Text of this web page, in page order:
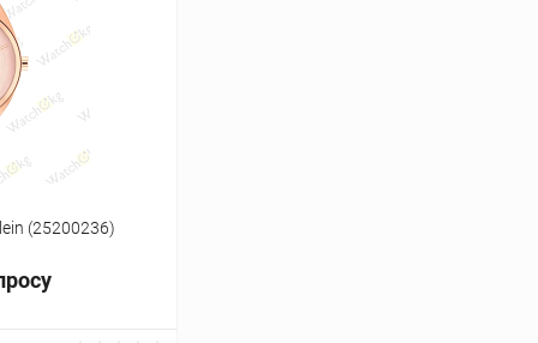
Под заказ
(25200236)